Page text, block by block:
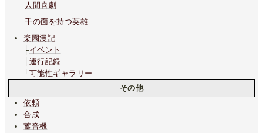
人間喜劇
千の面を持つ英雄
楽園漫記
├イベント
├運行記録
└可能性ギャラリー
その他
依頼
合成
蓄音機